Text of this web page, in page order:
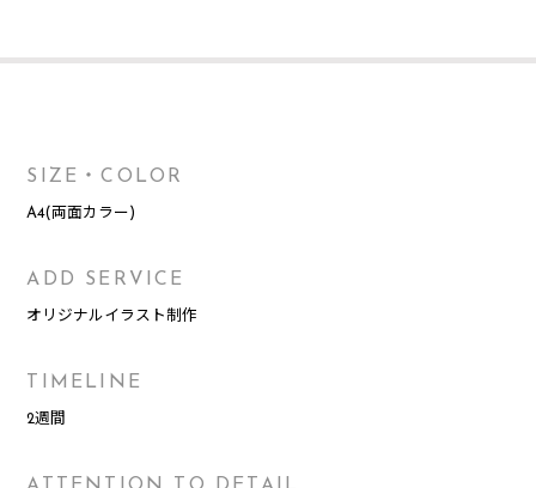
SIZE・COLOR
A4(両面カラー)
ADD SERVICE
オリジナルイラスト制作
TIMELINE
2週間